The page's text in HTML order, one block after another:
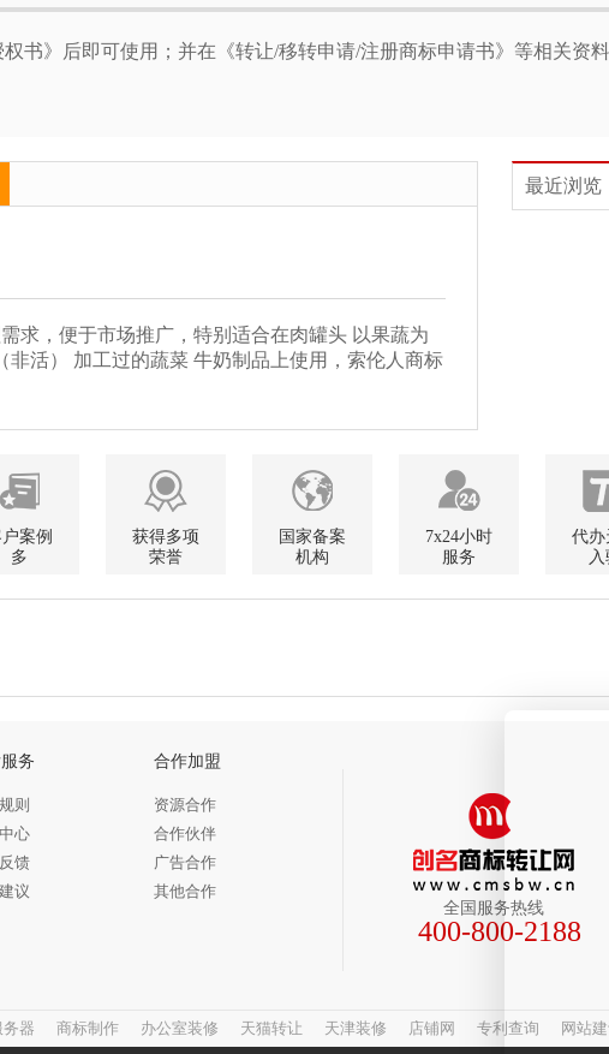
书》后即可使用；并在《转让/移转申请/注册商标申请书》等相关资
求，便于市场推广，特别适合在肉罐头 以果蔬为
活） 加工过的蔬菜 牛奶制品上使用，索伦人商标
最近浏览
案例
多
获得多项
荣誉
国家备案
机构
7x24小时
服务
代办
务
则
心
馈
议
合作加盟
资源合作
合作伙伴
广告合作
其他合作
全国服务热线
400-800-2188
务器 商标制作 办公室装修 天猫转让 天津装修 店铺网 专利查询 网站